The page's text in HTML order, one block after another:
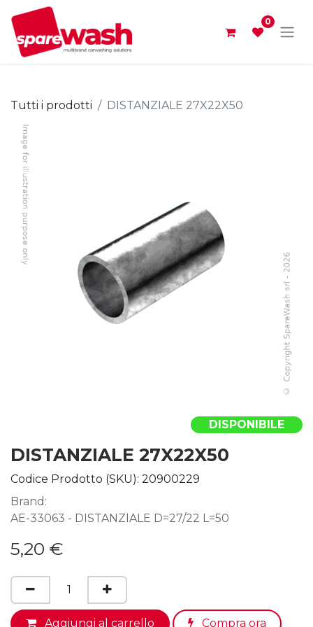
0
Tutti i prodotti DISTANZIALE 27X22X50
DISPONIBILE
DISTANZIALE 27X22X50
Codice Prodotto (SKU): 20900229
Brand:
AE-33063 - DISTANZIALE D=27/22 L=50
5,20 €
Aggiungi al carrello Compra ora